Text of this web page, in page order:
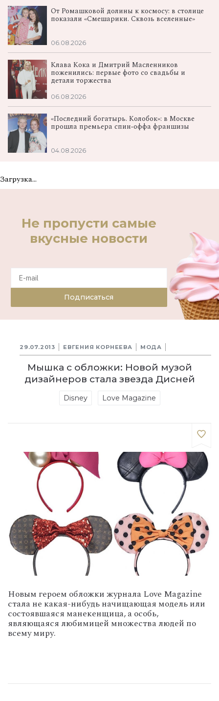
От Ромашковой долины к космосу: в столице
показали «Смешарики. Сквозь вселенные»
06.08.2026
Клава Кока и Дмитрий Масленников
поженились: первые фото со свадьбы и
детали торжества
06.08.2026
«Последний богатырь. Колобок»: в Москве
прошла премьера спин‑оффа франшизы
04.08.2026
Загрузка...
Не пропусти самые
вкусные новости
Подписаться
29.07.2013 ЕВГЕНИЯ КОРНЕЕВА МОДА
Мышка с обложки: Новой музой
дизайнеров стала звезда Дисней
Disney Love Magazine
Новым героем обложки журнала Love Magazine
стала не какая-нибудь начищающая модель или
состоявшаяся манекенщица, а особь,
являющаяся любимицей множества людей по
всему миру.